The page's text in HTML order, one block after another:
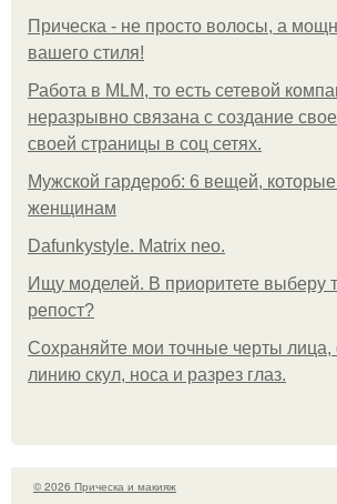
Прическа - не просто волосы, а
вашего стиля!
Работа в MLM, то есть сетевой
неразрывно связана с создание
своей страницы в соц сетях.
Мужской гардероб: 6 вещей,
женщинам
Dafunkystyle. Matrix neo.
Ищу моделей. В приоритете выберу
репост?
Сохраняйте мои точные черты лица,
линию скул, носа и разрез глаз.
© 2026 Прическа и макияж